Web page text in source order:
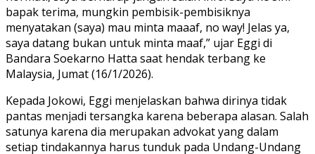
bapak terima, mungkin pembisik-pembisiknya
menyatakan (saya) mau minta maaaf, no way! Jelas ya,
saya datang bukan untuk minta maaf,” ujar Eggi di
Bandara Soekarno Hatta saat hendak terbang ke
Malaysia, Jumat (16/1/2026).
Kepada Jokowi, Eggi menjelaskan bahwa dirinya tidak
pantas menjadi tersangka karena beberapa alasan. Salah
satunya karena dia merupakan advokat yang dalam
setiap tindakannya harus tunduk pada Undang-Undang